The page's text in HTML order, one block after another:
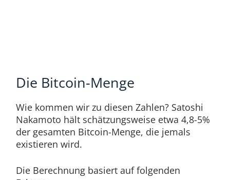
Die Bitcoin-Menge
Wie kommen wir zu diesen Zahlen? Satoshi
Nakamoto hält schätzungsweise etwa 4,8-5%
der gesamten Bitcoin-Menge, die jemals
existieren wird.
Die Berechnung basiert auf folgenden